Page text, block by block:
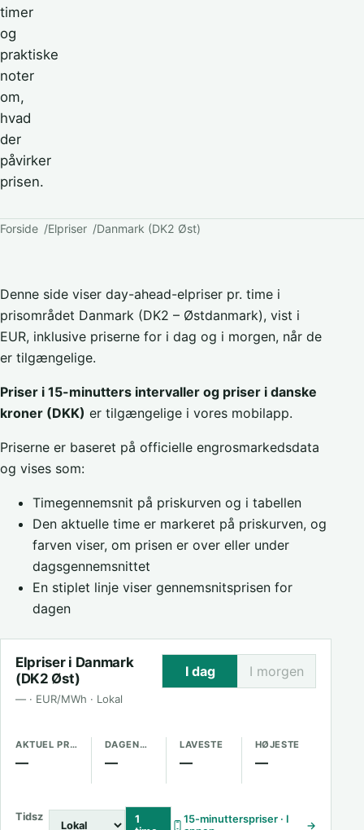
timer
og
praktiske
noter
om,
hvad
der
påvirker
prisen.
Forside Elpriser Danmark (DK2 Øst)
Denne side viser day-ahead-elpriser pr. time i
prisområdet Danmark (DK2 – Østdanmark), vist i
EUR, inklusive priserne for i dag og i morgen, når de
er tilgængelige.
Priser i 15-minutters intervaller og priser i danske
kroner (DKK) er tilgængelige i vores mobilapp.
Priserne er baseret på officielle engrosmarkedsdata
og vises som:
Timegennemsnit på priskurven og i tabellen
Den aktuelle time er markeret på priskurven, og
farven viser, om prisen er over eller under
dagsgennemsnittet
En stiplet linje viser gennemsnitsprisen for
dagen
Elpriser i Danmark
(DK2 Øst)
— · EUR/MWh · Lokal
I dag I morgen
AKTUEL PRIS
—
DAGENS GENNEMSNIT
—
LAVESTE
—
HØJESTE
—
Tidsz
1
15-minutterspriser · I
→